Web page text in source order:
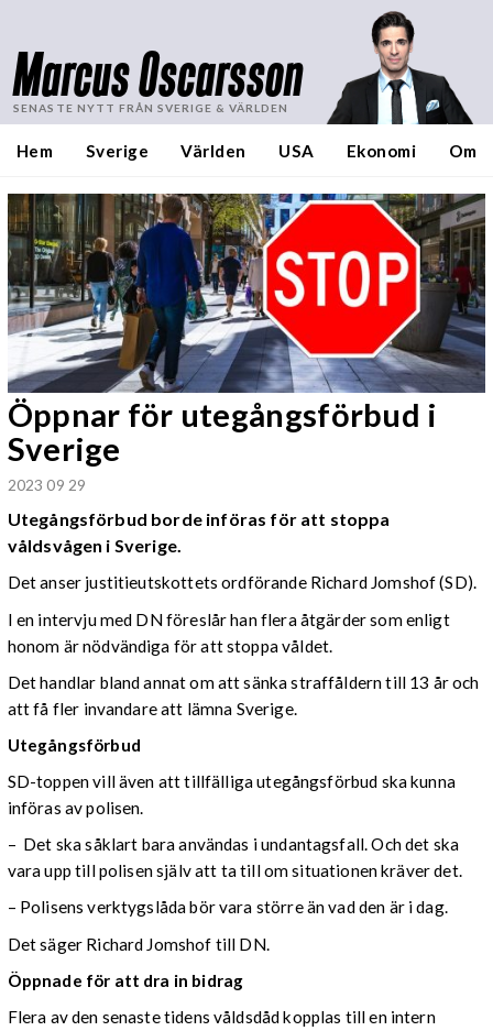
Marcus Oscarsson
SENASTE NYTT FRÅN SVERIGE & VÄRLDEN
Hem Sverige Världen USA Ekonomi Om
Öppnar för utegångsförbud i
Sverige
2023 09 29
Utegångsförbud borde införas för att stoppa
våldsvågen i Sverige.
Det anser justitieutskottets ordförande Richard Jomshof (SD).
I en intervju med DN föreslår han flera åtgärder som enligt
honom är nödvändiga för att stoppa våldet.
Det handlar bland annat om att sänka straffåldern till 13 år och
att få fler invandare att lämna Sverige.
Utegångsförbud
SD-toppen vill även att tillfälliga utegångsförbud ska kunna
införas av polisen.
– Det ska såklart bara användas i undantagsfall. Och det ska
vara upp till polisen själv att ta till om situationen kräver det.
– Polisens verktygslåda bör vara större än vad den är i dag.
Det säger Richard Jomshof till DN.
Öppnade för att dra in bidrag
Flera av den senaste tidens våldsdåd kopplas till en intern